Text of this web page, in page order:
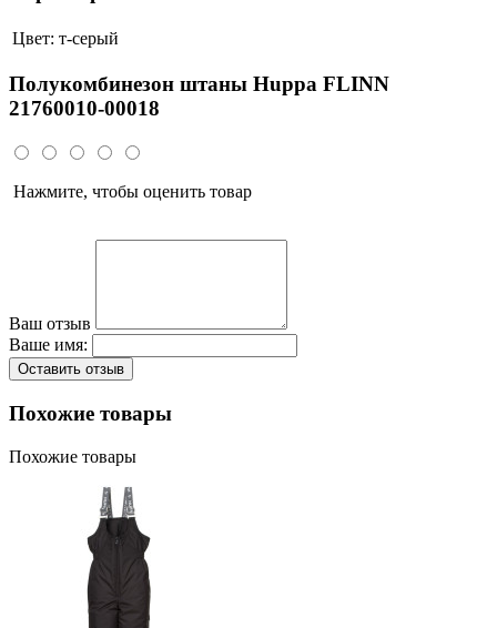
Цвет: т-серый
Полукомбинезон штаны Huppa FLINN
21760010-00018
Нажмите, чтобы оценить товар
Ваш отзыв
Ваше имя:
Оставить отзыв
Похожие товары
Похожие товары